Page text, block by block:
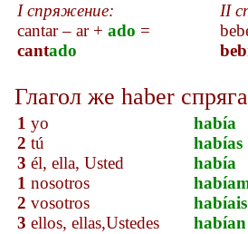
I спряжение:
cantar – ar + ado =
cantado
II
beb
Глагол же haber
1 yo
2 tú
3 él, ella, Usted
1 nosotros
2 vosotros
3 ellos, ellas,Ustedes
había
habías
había
habíais
habían